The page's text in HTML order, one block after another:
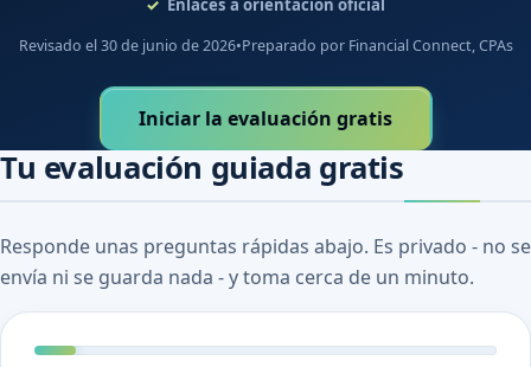
Enlaces a orientación oficial
Revisado el 30 de junio de 2026•Preparado por Financial Connect, CPAs
Iniciar la evaluación gratis
Tu evaluación guiada gratis
Responde unas preguntas rápidas abajo. Es privado - no se
envía ni se guarda nada - y toma cerca de un minuto.